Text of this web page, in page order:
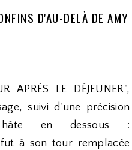
D'AU-DELÀ DE AMY
APRÈS LE DÉJEUNER",
suivi d'une précision
en dessous :
fut à son tour remplacée